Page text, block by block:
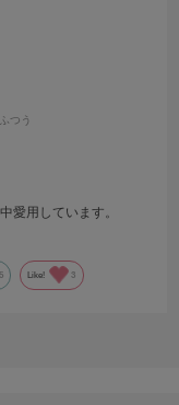
ふつう
愛用しています。
5 Like! 3